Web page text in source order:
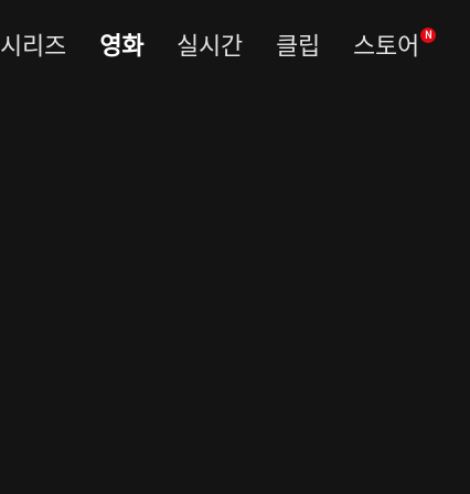
시리즈 영화 실시간 클립 스토어 N